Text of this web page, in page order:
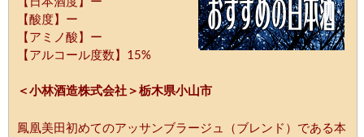
【酸度】ー
【アミノ酸】ー
【アルコール度数】15%
＜小林酒造株式会社＞栃木県小山市
鳳凰美田初めてのアッサンブラージュ（ブレンド）である本